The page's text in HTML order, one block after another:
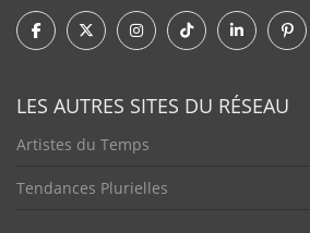
LES AUTRES SITES DU RÉSEAU
Artistes du Temps
Tendances Plurielles